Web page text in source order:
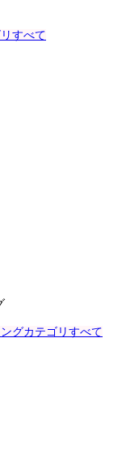
すべて
グカテゴリすべて